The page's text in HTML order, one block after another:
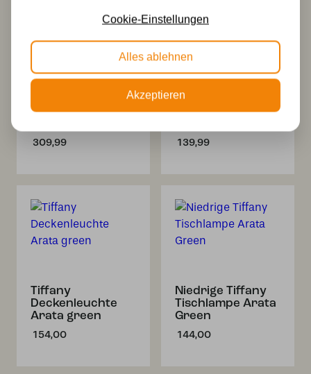
Green auf
309,99
Tiffany Spot
bronze mit Arata
139,99
Tiffany
Deckenleuchte
Arata green
154,00
Niedrige Tiffany
Tischlampe Arata
Green
144,00
Cookie-Einstellungen
Alles ablehnen
Akzeptieren